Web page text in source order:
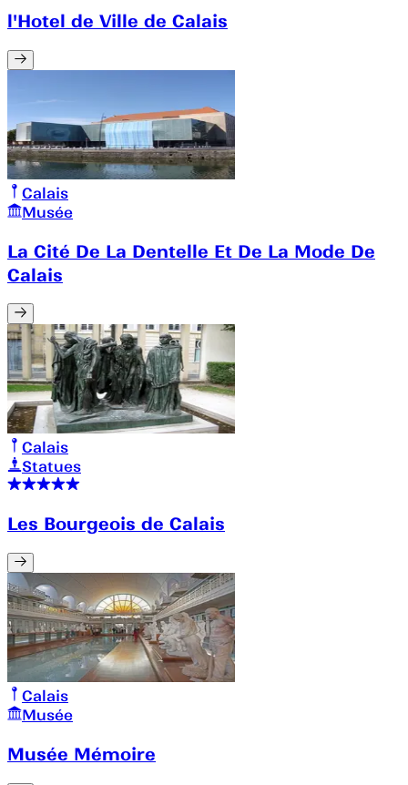
l'Hotel de Ville de Calais
Calais
Musée
La Cité De La Dentelle Et De La Mode De
Calais
Calais
Statues
Les Bourgeois de Calais
Calais
Musée
Musée Mémoire